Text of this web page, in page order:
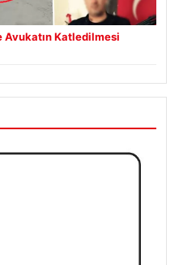
Avukatın Katledilmesi